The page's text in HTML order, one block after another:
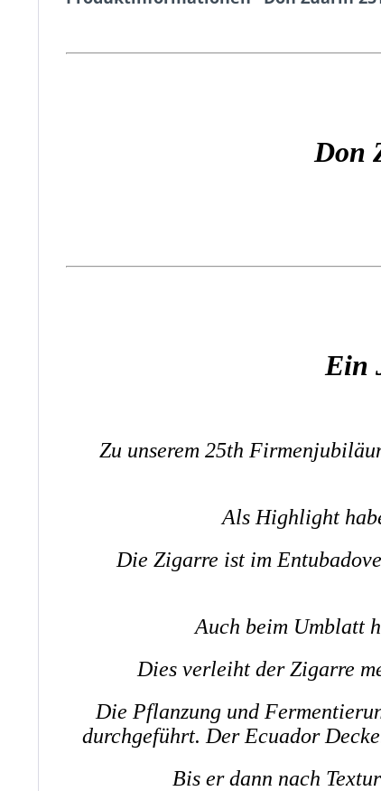
Don
Ein
Zu unserem 25th
Als Highlight
Die Zigarre ist im
Auch beim Umblatt
Dies verleiht der Zigarre
Die Pflanzung und
durchgeführt. Der Ecuador
Bis er dann nach